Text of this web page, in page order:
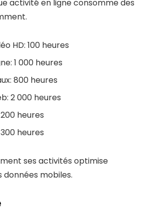
activité en ligne consomme des
HD: 100 heures
1 000 heures
800 heures
2 000 heures
heures
heures
ses activités optimise
données mobiles.